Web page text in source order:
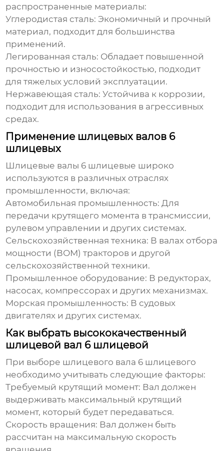
распространенные материалы:
Углеродистая сталь: Экономичный и прочный
материал, подходит для большинства
применений.
Легированная сталь: Обладает повышенной
прочностью и износостойкостью, подходит
для тяжелых условий эксплуатации.
Нержавеющая сталь: Устойчива к коррозии,
подходит для использования в агрессивных
средах.
Применение шлицевых валов 6
шлицевых
Шлицевые валы 6 шлицевые широко
используются в различных отраслях
промышленности, включая:
Автомобильная промышленность: Для
передачи крутящего момента в трансмиссии,
рулевом управлении и других системах.
Сельскохозяйственная техника: В валах отбора
мощности (ВОМ) тракторов и другой
сельскохозяйственной техники.
Промышленное оборудование: В редукторах,
насосах, компрессорах и других механизмах.
Морская промышленность: В судовых
двигателях и других системах.
Как выбрать высококачественный
шлицевой вал 6 шлицевой
При выборе шлицевого вала 6 шлицевого
необходимо учитывать следующие факторы:
Требуемый крутящий момент: Вал должен
выдерживать максимальный крутящий
момент, который будет передаваться.
Скорость вращения: Вал должен быть
рассчитан на максимальную скорость